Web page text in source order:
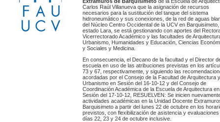
Carlos Raúl Villanueva que la asignación de recursos
necesarios para la sustitución del tanque del sistema
hidroneumático y sus conexiones, de la red de aguas
del Núcleo Centro Occidental de la UCV en Barquisimeto,
estado Lara, se está gestionando con aportes del
Vicerrectorado Académico y las facultades de
Urbanismo, Humanidades y Educación, Ciencias
y Sociales y Medicina.
En consecuencia, el Decano de la facultad y el Director
escuela en uso de las atribuciones previstas en los
73 y 67, respectivamente, y siguiendo las
acordadas por el Consejo de la Facultad de Arquitectura y
Urbanismo en Sesión del 16-10-12 y del Consejo de
Coordinación Académica de la Escuela de Arquitectura en
Sesión del 17-10-12, RESUELVEN: Se inicien
actividades académicas en la Unidad Docente
Barquisimeto a partir del lunes 22 de octubre en los
previstos, con flexibilización de asistencia y evaluaciones
días 22, 23 y 24 de octubre inclusive.